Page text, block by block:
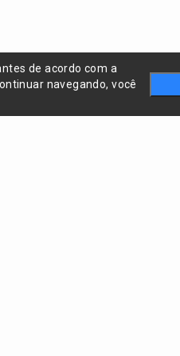
de acordo com a
navegando, você